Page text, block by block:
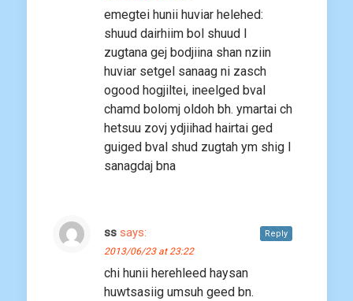
emegtei hunii huviar helehed:
shuud dairhiim bol shuud l
zugtana gej bodjiina shan nziin
huviar setgel sanaag ni zasch
ogood hogjiltei, ineelged bval
chamd bolomj oldoh bh. ymartai ch
hetsuu zovj ydjiihad hairtai ged
guiged bval shud zugtah ym shig l
sanagdaj bna
ss says:
2013/06/23 at 23:22
chi hunii herehleed haysan
huwtsasiig umsuh geed bn.
Reply